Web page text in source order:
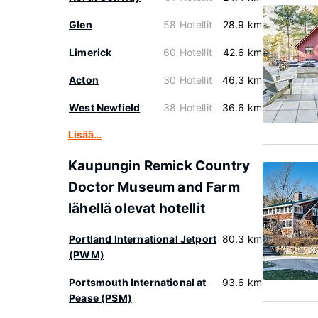
Glen 58 Hotellit 28.9 km
Limerick 60 Hotellit 42.6 km
Acton 30 Hotellit 46.3 km
West Newfield 38 Hotellit 36.6 km
Lisää…
Kaupungin Remick Country
Doctor Museum and Farm
lähellä olevat hotellit
Portland International Jetport
(PWM)
80.3 km
Portsmouth International at
Pease (PSM)
93.6 km